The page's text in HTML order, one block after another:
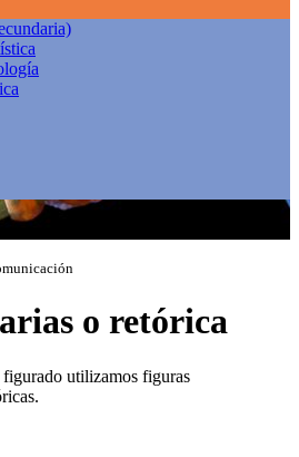
o retórica
utilizamos figuras